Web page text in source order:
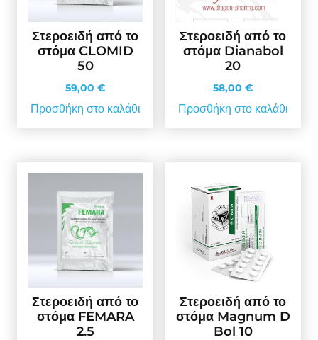
Στεροειδή από το
στόμα CLOMID
50
59,00 €
Προσθήκη στο καλάθι
Στεροειδή από το
στόμα Dianabol
20
58,00 €
Προσθήκη στο καλάθι
Στεροειδή από το
στόμα FEMARA
2.5
Στεροειδή από το
στόμα Magnum D
Bol 10